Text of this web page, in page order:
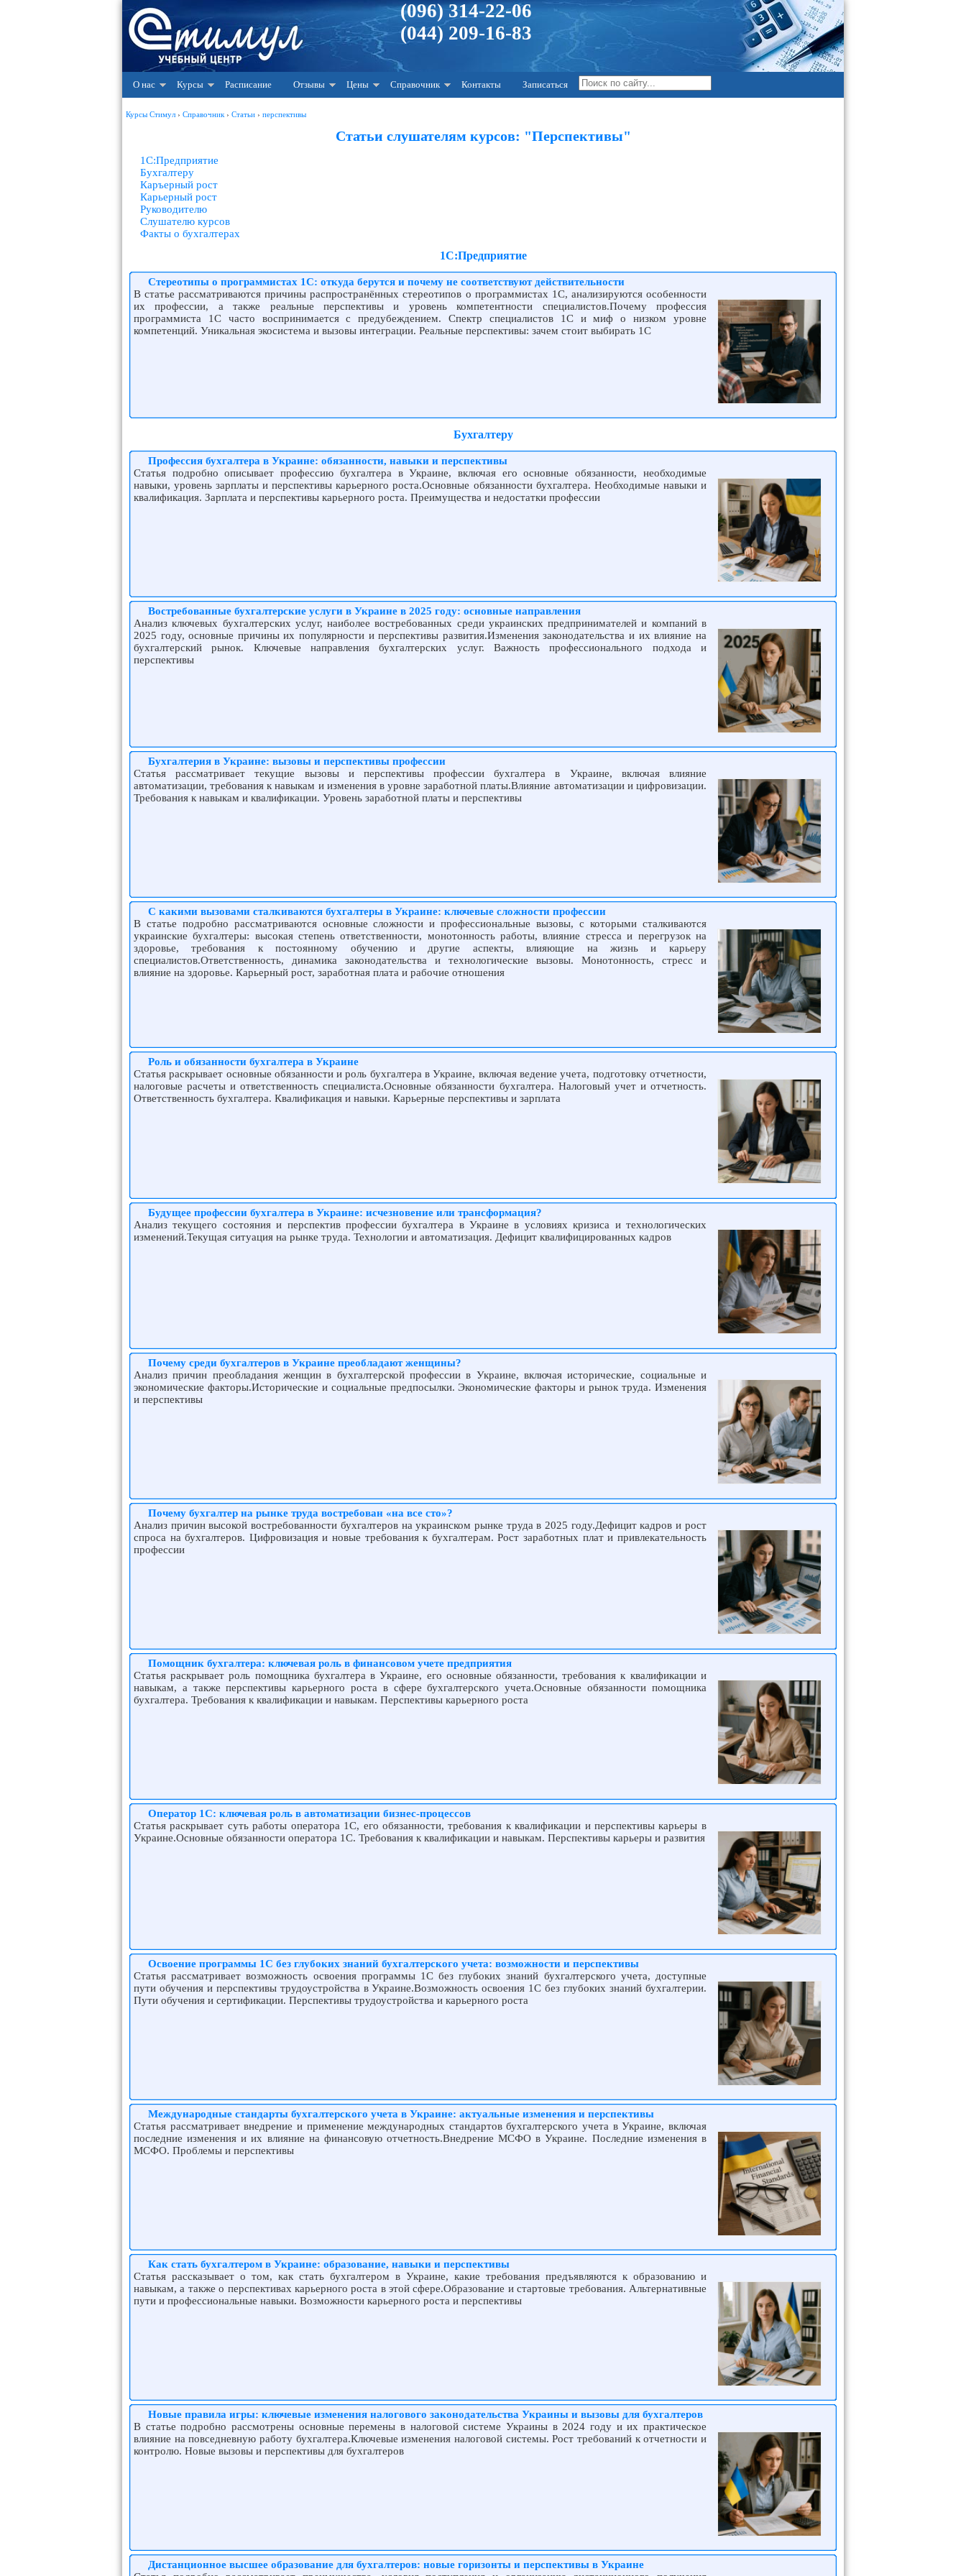
(096) 314-22-06
(044) 209-16-83
О нас Курсы Расписание Отзывы Цены Справочник Контакты Записаться
Курсы Стимул › Справочник › Статьи › перспективы
Статьи слушателям курсов: "Перспективы"
1С:Предприятие
Бухгалтеру
Каръерный рост
Карьерный рост
Руководителю
Слушателю курсов
Факты о бухгалтерах
1С:Предприятие
Стереотипы о программистах 1С: откуда берутся и почему не соответствуют действительности
В статье рассматриваются причины распространённых стереотипов о программистах 1С, анализируются особенности
их профессии, а также реальные перспективы и уровень компетентности специалистов.Почему профессия
программиста 1С часто воспринимается с предубеждением. Спектр специалистов 1С и миф о низком уровне
компетенций. Уникальная экосистема и вызовы интеграции. Реальные перспективы: зачем стоит выбирать 1С
Бухгалтеру
Профессия бухгалтера в Украине: обязанности, навыки и перспективы
Статья подробно описывает профессию бухгалтера в Украине, включая его основные обязанности, необходимые
навыки, уровень зарплаты и перспективы карьерного роста.Основные обязанности бухгалтера. Необходимые навыки и
квалификация. Зарплата и перспективы карьерного роста. Преимущества и недостатки профессии
Востребованные бухгалтерские услуги в Украине в 2025 году: основные направления
Анализ ключевых бухгалтерских услуг, наиболее востребованных среди украинских предпринимателей и компаний в
2025 году, основные причины их популярности и перспективы развития.Изменения законодательства и их влияние на
бухгалтерский рынок. Ключевые направления бухгалтерских услуг. Важность профессионального подхода и
перспективы
Бухгалтерия в Украине: вызовы и перспективы профессии
Статья рассматривает текущие вызовы и перспективы профессии бухгалтера в Украине, включая влияние
автоматизации, требования к навыкам и изменения в уровне заработной платы.Влияние автоматизации и цифровизации.
Требования к навыкам и квалификации. Уровень заработной платы и перспективы
С какими вызовами сталкиваются бухгалтеры в Украине: ключевые сложности профессии
В статье подробно рассматриваются основные сложности и профессиональные вызовы, с которыми сталкиваются
украинские бухгалтеры: высокая степень ответственности, монотонность работы, влияние стресса и перегрузок на
здоровье, требования к постоянному обучению и другие аспекты, влияющие на жизнь и карьеру
специалистов.Ответственность, динамика законодательства и технологические вызовы. Монотонность, стресс и
влияние на здоровье. Карьерный рост, заработная плата и рабочие отношения
Роль и обязанности бухгалтера в Украине
Статья раскрывает основные обязанности и роль бухгалтера в Украине, включая ведение учета, подготовку отчетности,
налоговые расчеты и ответственность специалиста.Основные обязанности бухгалтера. Налоговый учет и отчетность.
Ответственность бухгалтера. Квалификация и навыки. Карьерные перспективы и зарплата
Будущее профессии бухгалтера в Украине: исчезновение или трансформация?
Анализ текущего состояния и перспектив профессии бухгалтера в Украине в условиях кризиса и технологических
изменений.Текущая ситуация на рынке труда. Технологии и автоматизация. Дефицит квалифицированных кадров
Почему среди бухгалтеров в Украине преобладают женщины?
Анализ причин преобладания женщин в бухгалтерской профессии в Украине, включая исторические, социальные и
экономические факторы.Исторические и социальные предпосылки. Экономические факторы и рынок труда. Изменения
и перспективы
Почему бухгалтер на рынке труда востребован «на все сто»?
Анализ причин высокой востребованности бухгалтеров на украинском рынке труда в 2025 году.Дефицит кадров и рост
спроса на бухгалтеров. Цифровизация и новые требования к бухгалтерам. Рост заработных плат и привлекательность
профессии
Помощник бухгалтера: ключевая роль в финансовом учете предприятия
Статья раскрывает роль помощника бухгалтера в Украине, его основные обязанности, требования к квалификации и
навыкам, а также перспективы карьерного роста в сфере бухгалтерского учета.Основные обязанности помощника
бухгалтера. Требования к квалификации и навыкам. Перспективы карьерного роста
Оператор 1С: ключевая роль в автоматизации бизнес-процессов
Статья раскрывает суть работы оператора 1С, его обязанности, требования к квалификации и перспективы карьеры в
Украине.Основные обязанности оператора 1С. Требования к квалификации и навыкам. Перспективы карьеры и развития
Освоение программы 1С без глубоких знаний бухгалтерского учета: возможности и перспективы
Статья рассматривает возможность освоения программы 1С без глубоких знаний бухгалтерского учета, доступные
пути обучения и перспективы трудоустройства в Украине.Возможность освоения 1С без глубоких знаний бухгалтерии.
Пути обучения и сертификации. Перспективы трудоустройства и карьерного роста
Международные стандарты бухгалтерского учета в Украине: актуальные изменения и перспективы
Статья рассматривает внедрение и применение международных стандартов бухгалтерского учета в Украине, включая
последние изменения и их влияние на финансовую отчетность.Внедрение МСФО в Украине. Последние изменения в
МСФО. Проблемы и перспективы
Как стать бухгалтером в Украине: образование, навыки и перспективы
Статья рассказывает о том, как стать бухгалтером в Украине, какие требования предъявляются к образованию и
навыкам, а также о перспективах карьерного роста в этой сфере.Образование и стартовые требования. Альтернативные
пути и профессиональные навыки. Возможности карьерного роста и перспективы
Новые правила игры: ключевые изменения налогового законодательства Украины и вызовы для бухгалтеров
В статье подробно рассмотрены основные перемены в налоговой системе Украины в 2024 году и их практическое
влияние на повседневную работу бухгалтера.Ключевые изменения налоговой системы. Рост требований к отчетности и
контролю. Новые вызовы и перспективы для бухгалтеров
Дистанционное высшее образование для бухгалтеров: новые горизонты и перспективы в Украине